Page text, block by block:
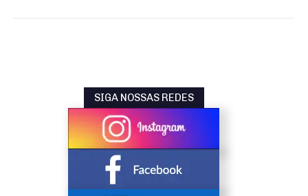
SIGA NOSSAS REDES